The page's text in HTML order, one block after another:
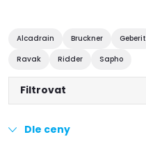
Alcadrain Bruckner Geberit
Ravak
Ridder Sapho
Filtrovat
Dle ceny